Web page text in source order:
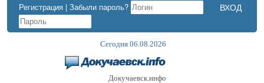
Регистрация | Забыли пароль?
Сегодня 06.08.2026
Докучаевск.инфо